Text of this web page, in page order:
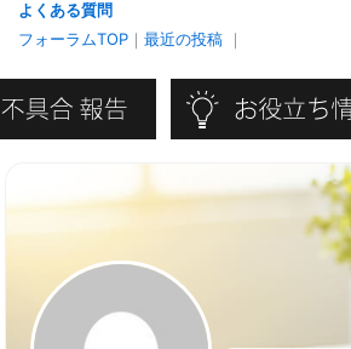
よくある質問
フォーラムTOP ｜ 最近の投稿 ｜